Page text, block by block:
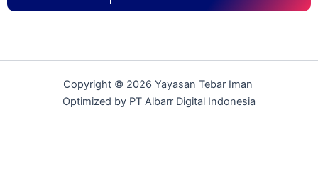
r
o
e
Copyright © 2026 Yayasan Tebar Iman
Optimized by PT Albarr Digital Indonesia